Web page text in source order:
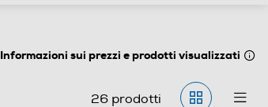
Informazioni sui prezzi e prodotti visualizzati
26prodotti